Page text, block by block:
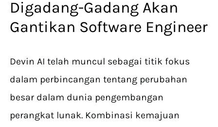
Digadang-Gadang Akan
Gantikan Software Engineer
Devin AI telah muncul sebagai titik fokus
dalam perbincangan tentang perubahan
besar dalam dunia pengembangan
perangkat lunak. Kombinasi kemajuan